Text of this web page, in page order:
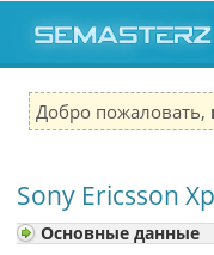
Добро пожаловать,
Sony Ericsson
Основные данные